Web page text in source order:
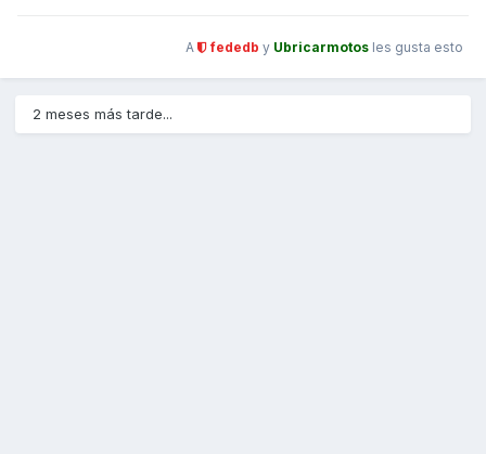
A fededb y Ubricarmotos les gusta esto
2 meses más tarde...